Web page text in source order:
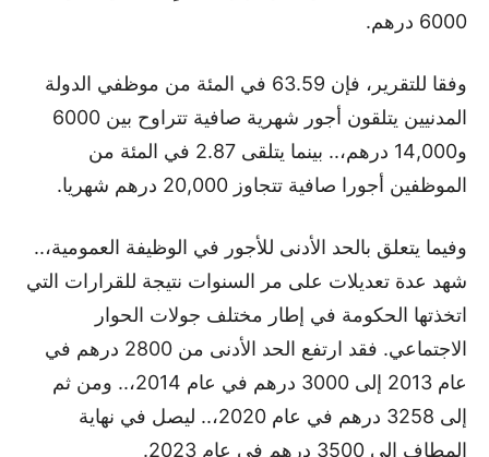
6000 درهم.
وفقا للتقرير، فإن 63.59 في المئة من موظفي الدولة
المدنيين يتلقون أجور شهرية صافية تتراوح بين 6000
و14,000 درهم،.. بينما يتلقى 2.87 في المئة من
الموظفين أجورا صافية تتجاوز 20,000 درهم شهريا.
وفيما يتعلق بالحد الأدنى للأجور في الوظيفة العمومية،..
شهد عدة تعديلات على مر السنوات نتيجة للقرارات التي
اتخذتها الحكومة في إطار مختلف جولات الحوار
الاجتماعي. فقد ارتفع الحد الأدنى من 2800 درهم في
عام 2013 إلى 3000 درهم في عام 2014،.. ومن ثم
إلى 3258 درهم في عام 2020،.. ليصل في نهاية
المطاف إلى 3500 درهم في عام 2023.